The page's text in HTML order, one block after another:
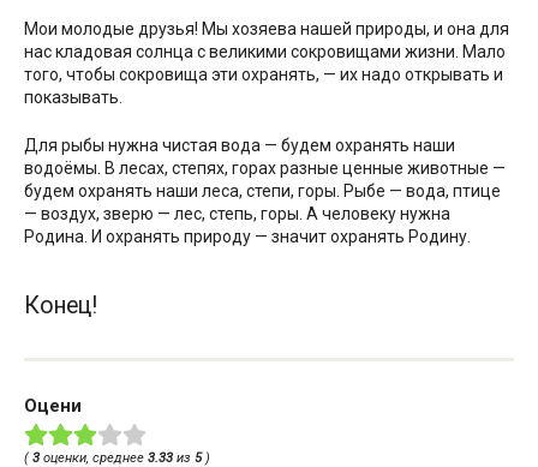
Мои молодые друзья! Мы хозяева нашей природы, и она для
нас кладовая солнца с великими сокровищами жизни. Мало
того, чтобы сокровища эти охранять, — их надо открывать и
показывать.
Для рыбы нужна чистая вода — будем охранять наши
водоёмы. В лесах, степях, горах разные ценные животные —
будем охранять наши леса, степи, горы. Рыбе — вода, птице
— воздух, зверю — лес, степь, горы. А человеку нужна
Родина. И охранять природу — значит охранять Родину.
Конец!
Оцени
(3 оценки, среднее 3.33 из 5)